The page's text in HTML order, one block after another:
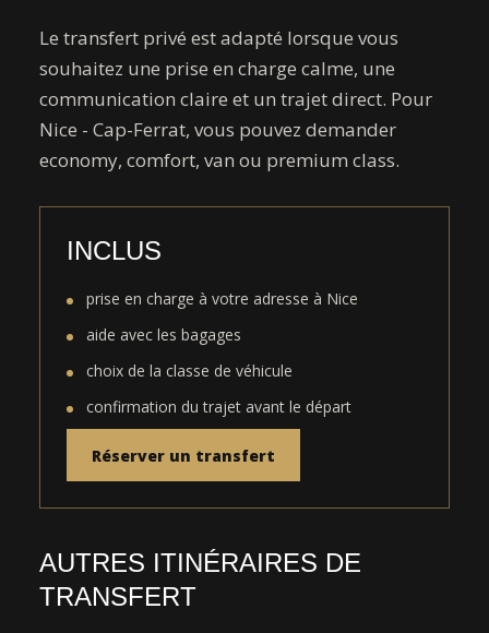
Le transfert privé est adapté lorsque vous
souhaitez une prise en charge calme, une
communication claire et un trajet direct. Pour
Nice - Cap-Ferrat, vous pouvez demander
economy, comfort, van ou premium class.
INCLUS
prise en charge à votre adresse à Nice
aide avec les bagages
choix de la classe de véhicule
confirmation du trajet avant le départ
Réserver un transfert
AUTRES ITINÉRAIRES DE
TRANSFERT